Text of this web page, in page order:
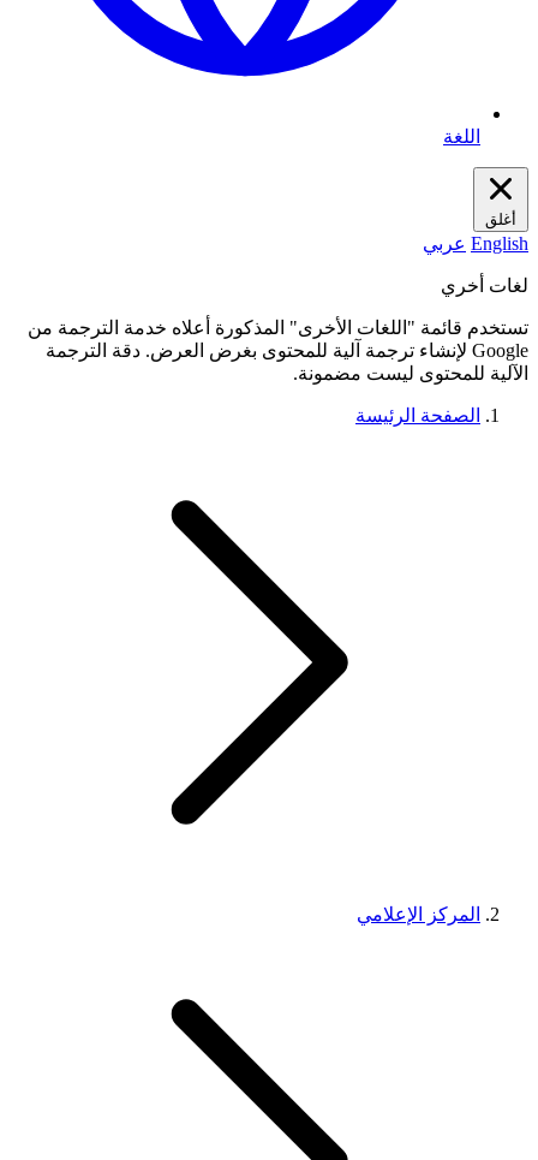
اللغة
أغلق
English عربي
لغات أخري
تستخدم قائمة "اللغات الأخرى" المذكورة أعلاه خدمة الترجمة من
Google لإنشاء ترجمة آلية للمحتوى بغرض العرض. دقة الترجمة
الآلية للمحتوى ليست مضمونة.
الصفحة الرئيسة
المركز الإعلامي